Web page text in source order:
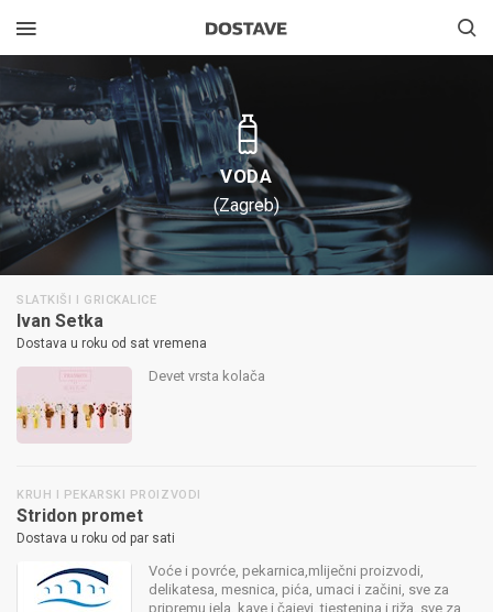
VODA
(Zagreb)
SLATKIŠI I GRICKALICE
Ivan Setka
Dostava u roku od sat vremena
Devet vrsta kolača
KRUH I PEKARSKI PROIZVODI
Stridon promet
Dostava u roku od par sati
Voće i povrće, pekarnica,mliječni proizvodi,
delikatesa, mesnica, pića, umaci i začini, sve za
pripremu jela, kave i čajevi, tjestenina i riža, sve za